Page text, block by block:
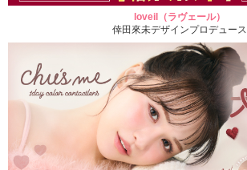
loveil（ラヴェール）
倖田來未デザインプロデュース